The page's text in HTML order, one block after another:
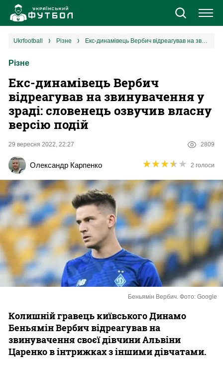
Новини
Єврокубки
УПЛ
2 ліга
Різне
Букмекери
Казино
ukrfootball різне Екс-динамівець Вербич відреагував на звинувачення у зраді: словенець озвучив власну версію подій
Різне
Екс-динамівець Вербич
відреагував на звинувачення у
зраді: словенець озвучив власну
версію подій
29 вересня 2022, 22:27 2809
Олександр Карпенко ★★★★★
★★★★★ 2 голоси
Беньямін Вербич. Фото: Google
Колишній гравець київського Динамо
Беньямін Вербич відреагував на
звинувачення своєї дівчини Альвіни
Царенко в інтрижках з іншими дівчатами.